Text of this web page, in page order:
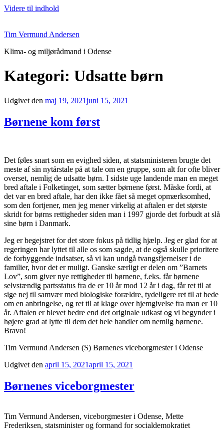
Videre til indhold
Tim Vermund Andersen
Klima- og miljørådmand i Odense
Kategori: Udsatte børn
Udgivet den maj 19, 2021juni 15, 2021
Børnene kom først
Det føles snart som en evighed siden, at statsministeren brugte det
meste af sin nytårstale på at tale om en gruppe, som alt for ofte bliver
overset, nemlig de udsatte børn. I sidste uge landende man en meget
bred aftale i Folketinget, som sætter børnene først. Måske fordi, at
det var en bred aftale, har den ikke fået så meget opmærksomhed,
som den fortjener, men jeg mener virkelig at aftalen er det største
skridt for børns rettigheder siden man i 1997 gjorde det forbudt at slå
sine børn i Danmark.
Jeg er begejstret for det store fokus på tidlig hjælp. Jeg er glad for at
regeringen har lyttet til alle os som sagde, at de også skulle prioritere
de forbyggende indsatser, så vi kan undgå tvangsfjernelser i de
familier, hvor det er muligt. Ganske særligt er delen om ”Barnets
Lov”, som giver nye rettigheder til børnene, f.eks. får børnene
selvstændig partsstatus fra de er 10 år mod 12 år i dag, får ret til at
sige nej til samvær med biologiske forældre, tydeligere ret til at bede
om en anbringelse, og ret til at klage over hjemgivelse fra man er 10
år. Aftalen er blevet bedre end det originale udkast og vi begynder i
højere grad at lytte til dem det hele handler om nemlig børnene.
Bravo!
Tim Vermund Andersen (S) Børnenes viceborgmester i Odense
Udgivet den april 15, 2021april 15, 2021
Børnenes viceborgmester
Tim Vermund Andersen, viceborgmester i Odense, Mette
Frederiksen, statsminister og formand for socialdemokratiet